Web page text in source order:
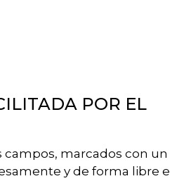
POR EL
campos, marcados con un
y de forma libre e